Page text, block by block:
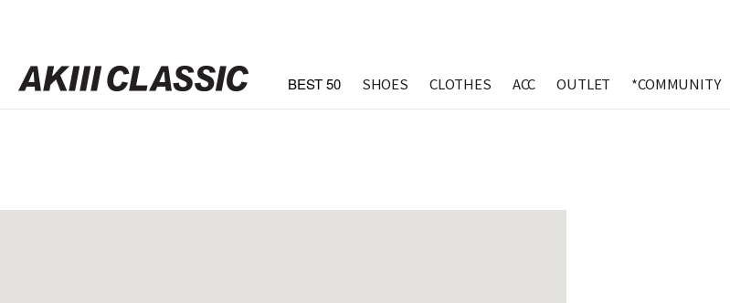
BEST 50 SHOES CLOTHES ACC OUTLET *COMMUNITY